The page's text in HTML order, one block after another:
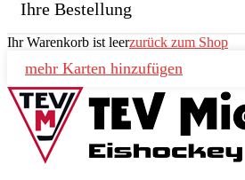
Ihre Bestellung
Ihr Warenkorb ist leerzurück zum Shop
mehr Karten hinzufügen